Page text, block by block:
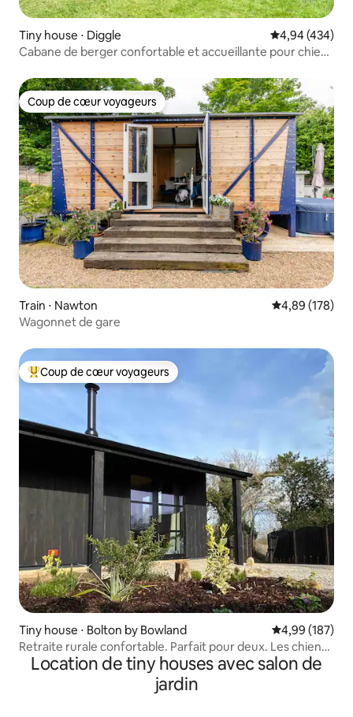
Tiny house ⋅ Diggle Évaluation
4,94 (434)
Cabane de berger confortable et accueillante pour chiens
Coup de cœur voyageurs
Coup de cœur voyageurs
Train ⋅ Nawton Évaluation
4,89 (178)
Wagonnet de gare
Coups de cœur voyageurs les plus appréciés
Coup de cœur voyageurs
Tiny house ⋅ Bolton by Bowland Évaluation
4,99 (187)
Retraite rurale confortable. Parfait pour deux. Les chiens
sont les bienvenus.
Location de tiny houses avec salon de
jardin